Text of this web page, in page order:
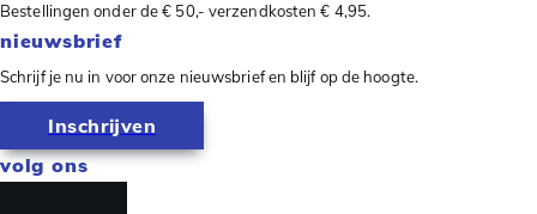
Bestellingen onder de € 50,- verzendkosten € 4,95.
nieuwsbrief
Schrijf je nu in voor onze nieuwsbrief en blijf op de hoogte.
Inschrijven
volg ons